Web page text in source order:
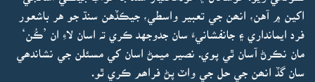
اکين ۾ آهن، انھن جي تعبير واسطي، جيڪڏهن سنڌ جو هر باشعور
فرد ايمانداري ۽ جانفشانيءَ سان جدوجهد ڪري تہ اسان لاءِ ان ’ڪُن‘
مان نڪرڻ آسان ٿي پوي. نصير ميمڻ اسان کي مسئلن جي نشاندھي
سان گڏ انھن جي حل جي واٽ پڻ فراھم ڪري ٿو.